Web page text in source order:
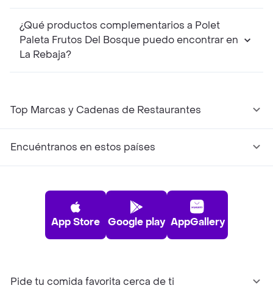
¿Qué productos complementarios a Polet
Paleta Frutos Del Bosque puedo encontrar en
La Rebaja?
Top Marcas y Cadenas de Restaurantes
Encuéntranos en estos países
App Store Google play AppGallery
Pide tu comida favorita cerca de ti